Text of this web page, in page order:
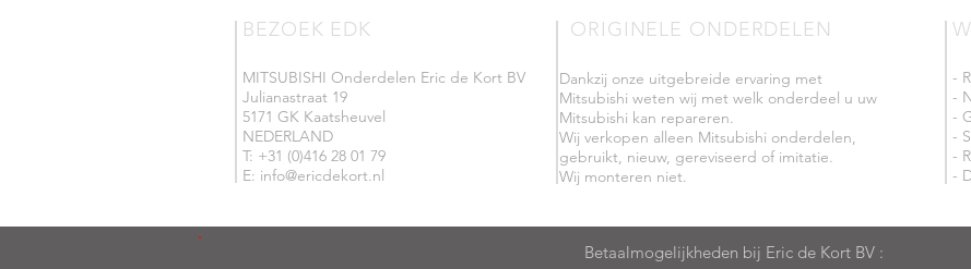
BEZOEK EDK
MITSUBISHI Onderdelen Eric de Kort BV
Julianastraat 19
5171 GK Kaatsheuvel
NEDERLAND
T: +31 (0)416 28 01 79
E: info@ericdekort.nl
ORIGINELE ONDERDELEN
Dankzij onze uitgebreide ervaring met
Mitsubishi weten wij met welk onderdeel u uw
Mitsubishi kan repareren.
Wij verkopen alleen Mitsubishi onderdelen,
gebruikt, nieuw, gereviseerd of imitatie.
Wij monteren niet.
-
-
-
-
-
-
Betaalmogelijkheden bij Eric de Kort BV :